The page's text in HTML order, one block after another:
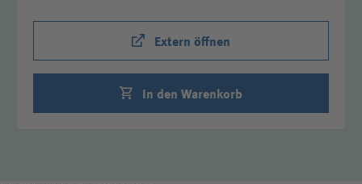
Extern öffnen
In den Warenkorb